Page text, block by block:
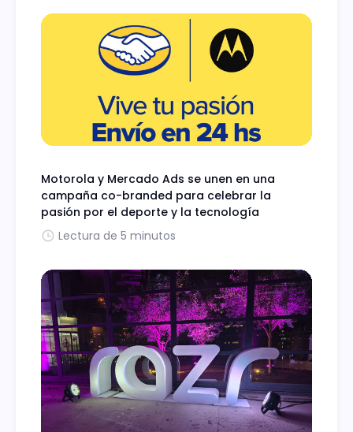
Motorola y Mercado Ads se unen en una
campaña co-branded para celebrar la
pasión por el deporte y la tecnología
Lectura de 5 minutos